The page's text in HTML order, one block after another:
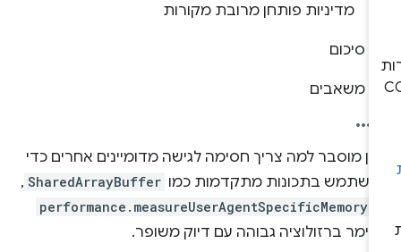
מדיניות פותחן מרובת מקורות
סיכום
משאבים
מוסבר למה צריך חסימה לגישה מדומיינים אחרים כדי
בתכונות מתקדמות כמו SharedArrayBuffer
,
ברזולוציה גבוהה עם דיוק משופר.